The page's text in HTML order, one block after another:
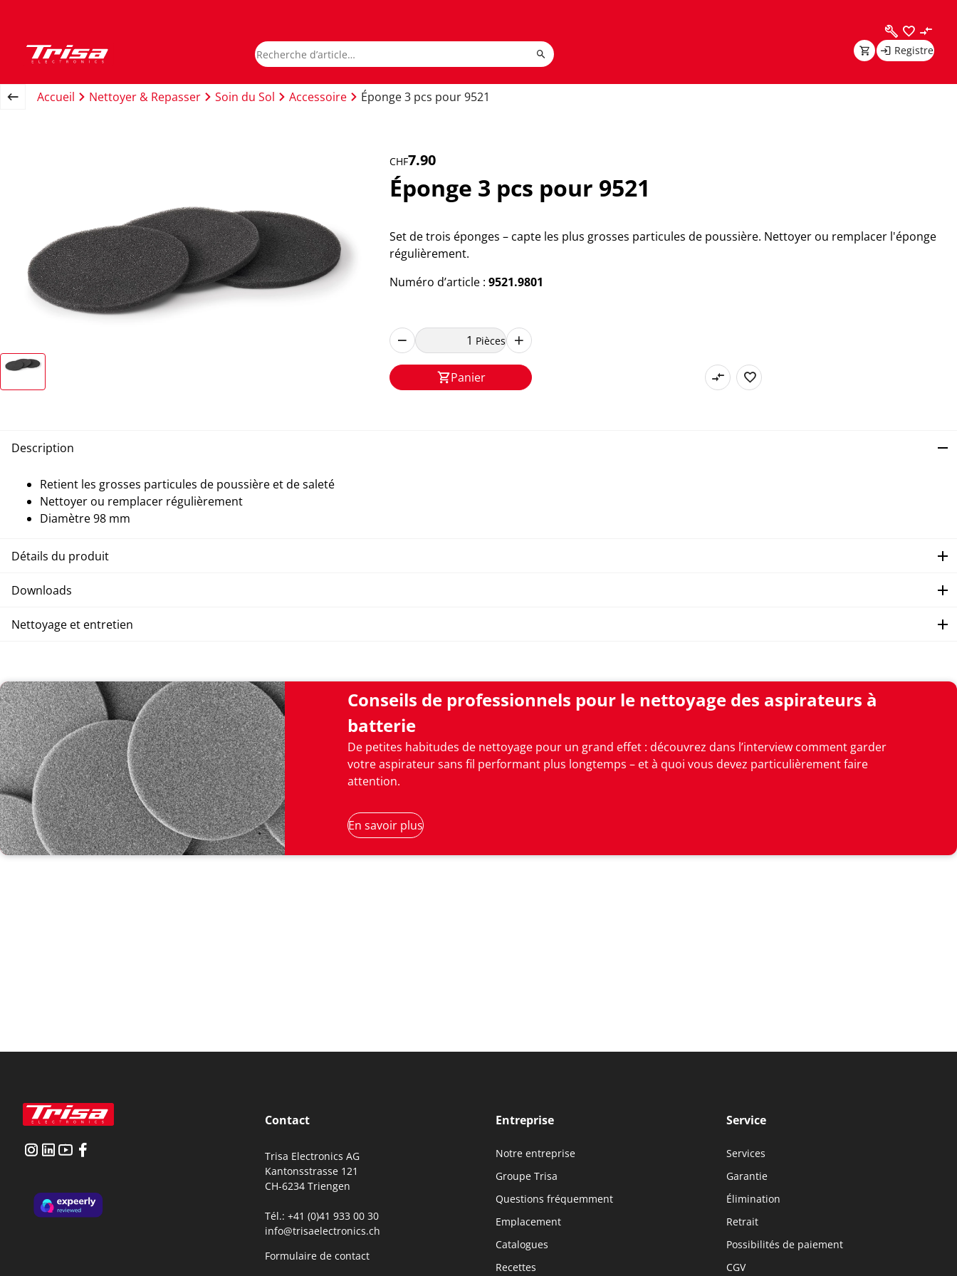
Registre
Accueil Nettoyer & Repasser Soin du Sol Accessoire Éponge 3 pcs pour 9521
CHF7.90
Éponge 3 pcs pour 9521
Set de trois éponges – capte les plus grosses particules de poussière. Nettoyer ou remplacer l'éponge
régulièrement.
Numéro d’article : 9521.9801
Pièces
Panier
Description
Retient les grosses particules de poussière et de saleté
Nettoyer ou remplacer régulièrement
Diamètre 98 mm
Détails du produit
Downloads
Nettoyage et entretien
Conseils de professionnels pour le nettoyage des aspirateurs à
batterie
De petites habitudes de nettoyage pour un grand effet : découvrez dans l’interview comment garder
votre aspirateur sans fil performant plus longtemps – et à quoi vous devez particulièrement faire
attention.
En savoir plus
Contact
Trisa Electronics AG
Kantonsstrasse 121
CH-6234 Triengen
Tél.: +41 (0)41 933 00 30
info@trisaelectronics.ch
Formulaire de contact
Entreprise
Notre entreprise
Groupe Trisa
Questions fréquemment
Emplacement
Catalogues
Recettes
Service
Services
Garantie
Élimination
Retrait
Possibilités de paiement
CGV